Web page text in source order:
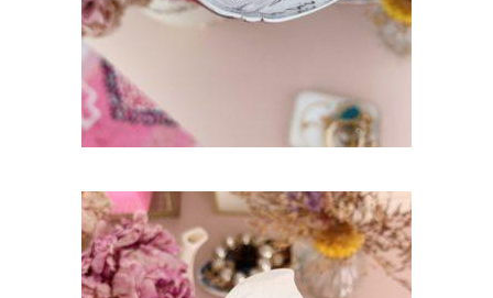
AJOUTER AU PANIER